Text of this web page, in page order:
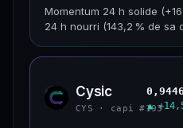
Momentum 24 h solide
24 h nourri (143,2 % de sa
CAP. MARCHÉ
VAR. 7 J
CYS Cysic
CYS · capi #193
▲